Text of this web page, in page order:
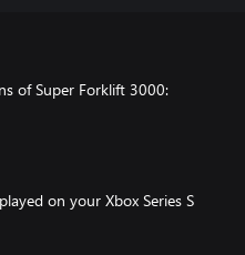
of Super Forklift 3000:
on your Xbox Series S